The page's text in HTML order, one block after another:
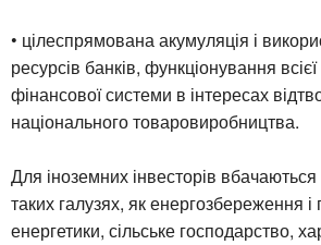
• цілеспрямована акумуляція і
ресурсів банків, функціонування
фінансової системи в інтересах
національного товаровиробництва.
Для іноземних інвесторів
таких галузях, як енергозбереження
енергетики, сільське господарство,